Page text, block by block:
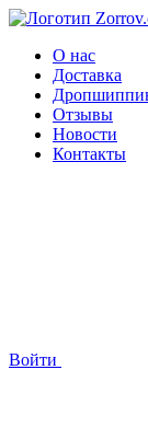
О нас
Доставка
Отзывы
Новости
Контакты
Войти